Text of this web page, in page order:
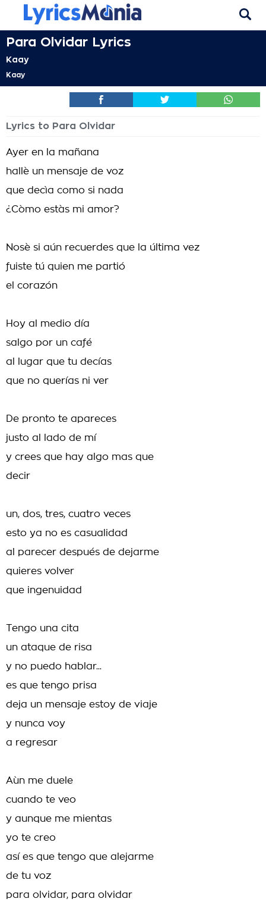
Para Olvidar Lyrics
Kaay
Kaay
Lyrics to Para Olvidar
Ayer en la mañana
hallè un mensaje de voz
que decìa como si nada
¿Còmo estàs mi amor?
Nosè si aún recuerdes que la última vez
fuiste tú quien me partió
el corazón
Hoy al medio día
salgo por un café
al lugar que tu decías
que no querías ni ver
De pronto te apareces
justo al lado de mí
y crees que hay algo mas que
decir
un, dos, tres, cuatro veces
esto ya no es casualidad
al parecer después de dejarme
quieres volver
que ingenuidad
Tengo una cita
un ataque de risa
y no puedo hablar...
es que tengo prisa
deja un mensaje estoy de viaje
y nunca voy
a regresar
Aùn me duele
cuando te veo
y aunque me mientas
yo te creo
así es que tengo que alejarme
de tu voz
para olvidar, para olvidar